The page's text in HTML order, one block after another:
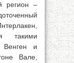
регион –
такими
Венген и
Вале,